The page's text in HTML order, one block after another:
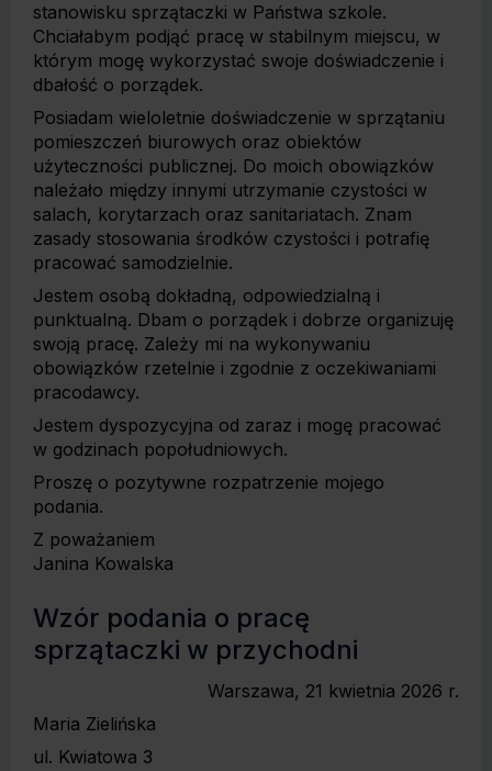
stanowisku sprzątaczki w Państwa szkole.
Chciałabym podjąć pracę w stabilnym miejscu, w
którym mogę wykorzystać swoje doświadczenie i
dbałość o porządek.
Posiadam wieloletnie doświadczenie w sprzątaniu
pomieszczeń biurowych oraz obiektów
użyteczności publicznej. Do moich obowiązków
należało między innymi utrzymanie czystości w
salach, korytarzach oraz sanitariatach. Znam
zasady stosowania środków czystości i potrafię
pracować samodzielnie.
Jestem osobą dokładną, odpowiedzialną i
punktualną. Dbam o porządek i dobrze organizuję
swoją pracę. Zależy mi na wykonywaniu
obowiązków rzetelnie i zgodnie z oczekiwaniami
pracodawcy.
Jestem dyspozycyjna od zaraz i mogę pracować
w godzinach popołudniowych.
Proszę o pozytywne rozpatrzenie mojego
podania.
Z poważaniem
Janina Kowalska
Wzór podania o pracę
sprzątaczki w przychodni
Warszawa, 21 kwietnia 2026 r.
Maria Zielińska
ul. Kwiatowa 3